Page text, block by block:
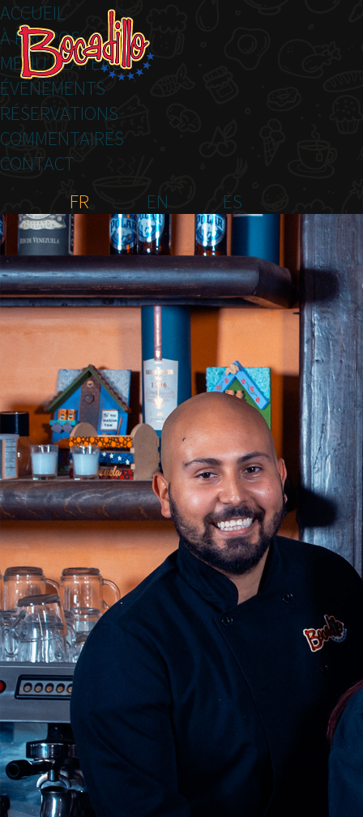
ACCUEIL
À PROPOS
MENU PLATEAU
ÉVÉNEMENTS
RÉSERVATIONS
COMMENTAIRES
CONTACT
FR
EN ES